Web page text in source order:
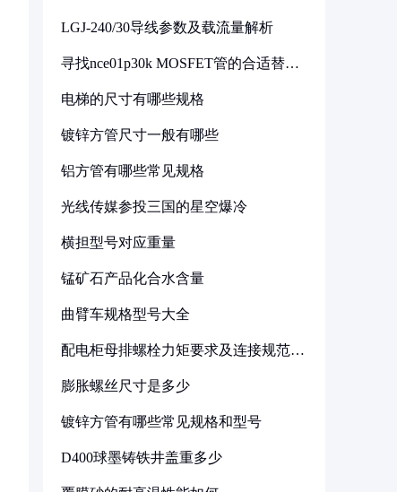
LGJ-240/30导线参数及载流量解析
寻找nce01p30k MOSFET管的合适替代
电梯的尺寸有哪些规格
镀锌方管尺寸一般有哪些
铝方管有哪些常见规格
光线传媒参投三国的星空爆冷
横担型号对应重量
锰矿石产品化合水含量
曲臂车规格型号大全
配电柜母排螺栓力矩要求及连接规范详
膨胀螺丝尺寸是多少
镀锌方管有哪些常见规格和型号
D400球墨铸铁井盖重多少